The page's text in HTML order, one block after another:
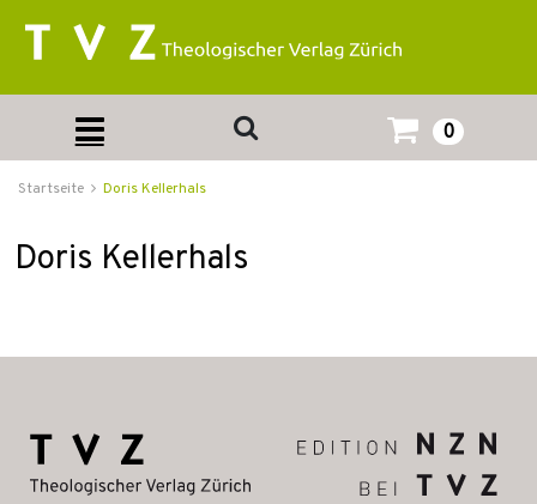
0
Startseite Doris Kellerhals
Doris Kellerhals